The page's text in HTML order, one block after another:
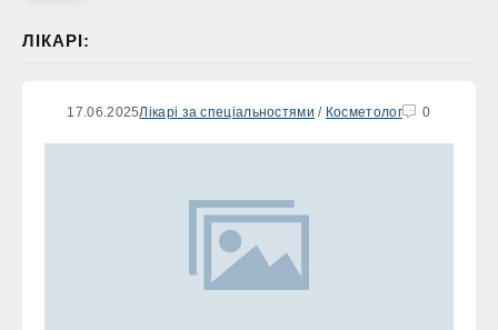
ЛІКАРІ:
17.06.2025Лікарі за спеціальностями / Косметолог 0